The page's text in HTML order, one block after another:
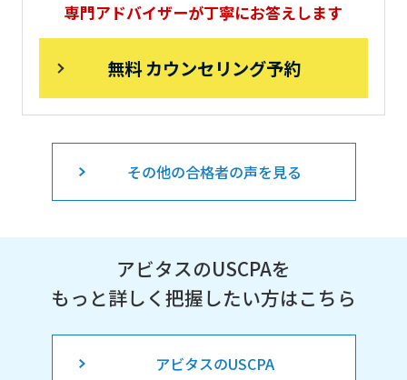
専門アドバイザーが丁寧にお答えします
無料 カウンセリング予約
その他の合格者の声を見る
アビタスのUSCPAを
もっと詳しく把握したい方はこちら
アビタスのUSCPA